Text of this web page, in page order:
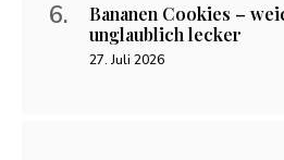
Bananen Cookies –
unglaublich lecker
27. Juli 2026